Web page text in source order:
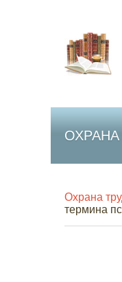
ОХРАНА
Охрана
термина